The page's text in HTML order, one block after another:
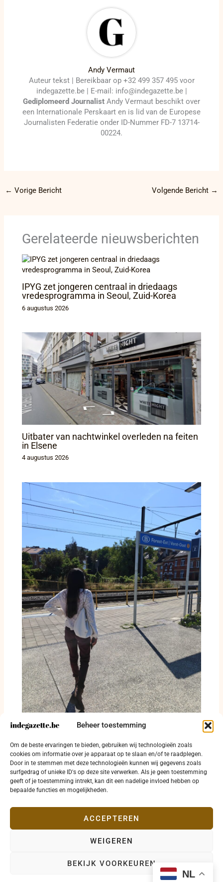
Beheer toestemming
Om de beste ervaringen te bieden, gebruiken wij technologieën zoals
cookies om informatie over je apparaat op te slaan en/of te raadplegen.
Door in te stemmen met deze technologieën kunnen wij gegevens zoals
surfgedrag of unieke ID's op deze site verwerken. Als je geen toestemming
geeft of je toestemming intrekt, kan dit een nadelige invloed hebben op
bepaalde functies en mogelijkheden.
ACCEPTEREN
WEIGEREN
BEKIJK VOORKEUREN
Andy Vermaut
Auteur tekst | Bereikbaar op +32 499 357 495 voor
indegazette.be | E-mail: info@indegazette.be |
Gediplomeerd Journalist Andy Vermaut beschikt over
een Internationale Perskaart en is lid van de Europese
Journalisten Federatie onder ID-Nummer FD-7 13714-
00224.
← Vorige Bericht Volgende Bericht →
Gerelateerde nieuwsberichten
IPYG zet jongeren centraal in driedaags
vredesprogramma in Seoul, Zuid-Korea
6 augustus 2026
Uitbater van nachtwinkel overleden na feiten
in Elsene
4 augustus 2026
Tussen bronwater, bouwkranen en een
verlaten autofabriek: hoe Vorst zichzelf
opnieuw uitvindt
4 augustus 2026
Copyright © 2026 indegazette.be |Privacy
NL